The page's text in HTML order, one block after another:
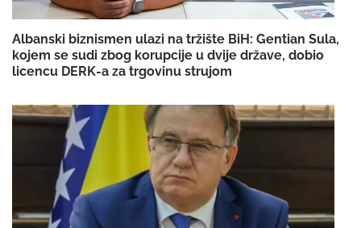
Albanski biznismen ulazi na tržište BiH: Gentian Sula,
kojem se sudi zbog korupcije u dvije države, dobio
licencu DERK-a za trgovinu strujom